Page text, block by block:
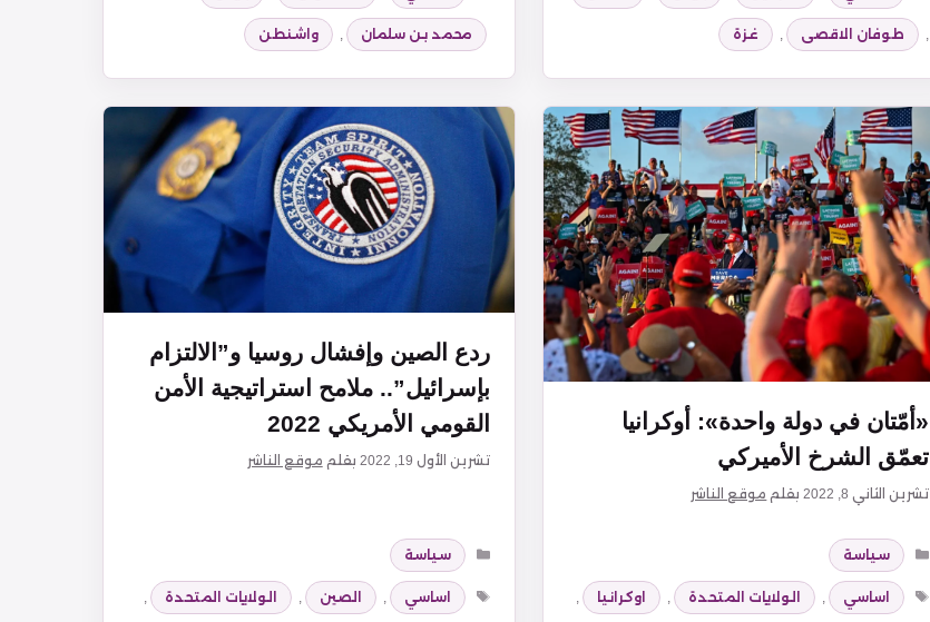
, طوفان الاقصى , غزة محمد بن سلمان , واشنطن
«أمّتان في دولة واحدة»: أوكرانيا
تعمّق الشرخ الأميركي
تشرين الثاني 8, 2022 بقلم موقع الناشر
التصنيفات
سياسة
الوسوم
اساسي , الولايات المتحدة , اوكرانيا ,
ردع الصين وإفشال روسيا و”الالتزام
بإسرائيل”.. ملامح استراتيجية الأمن
القومي الأمريكي 2022
تشرين الأول 19, 2022 بقلم موقع الناشر
التصنيفات
سياسة
الوسوم
اساسي , الصين , الولايات المتحدة ,